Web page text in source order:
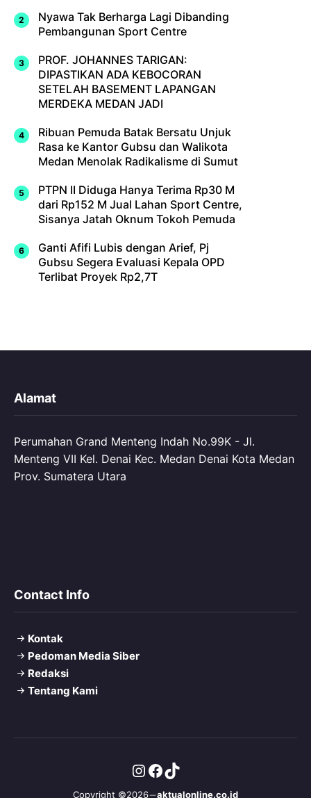
Nyawa Tak Berharga Lagi Dibanding
Pembangunan Sport Centre
PROF. JOHANNES TARIGAN:
DIPASTIKAN ADA KEBOCORAN
SETELAH BASEMENT LAPANGAN
MERDEKA MEDAN JADI
Ribuan Pemuda Batak Bersatu Unjuk
Rasa ke Kantor Gubsu dan Walikota
Medan Menolak Radikalisme di Sumut
PTPN II Diduga Hanya Terima Rp30 M
dari Rp152 M Jual Lahan Sport Centre,
Sisanya Jatah Oknum Tokoh Pemuda
Ganti Afifi Lubis dengan Arief, Pj
Gubsu Segera Evaluasi Kepala OPD
Terlibat Proyek Rp2,7T
Alamat
Perumahan Grand Menteng Indah No.99K - Jl.
Menteng VII Kel. Denai Kec. Medan Denai Kota Medan
Prov. Sumatera Utara
Contact Info
Kontak
Pedoman Media Siber
Redaksi
Tentang Kami
Copyright ©2026 aktualonline.co.id
Instagram
Facebook
TikTok